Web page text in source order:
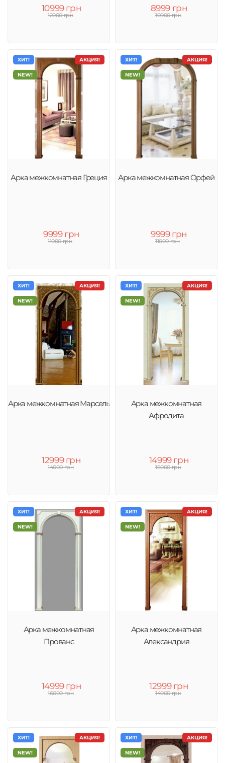
10999 грн
12000 грн
8999 грн
10000 грн
АКЦИЯ!
ХИТ!
NEW!
Арка межкомнатная Греция
9999 грн
11000 грн
АКЦИЯ!
ХИТ!
NEW!
Арка межкомнатная Орфей
9999 грн
11000 грн
АКЦИЯ!
ХИТ!
NEW!
Арка межкомнатная Марсель
12999 грн
14000 грн
АКЦИЯ!
ХИТ!
NEW!
Арка межкомнатная
Афродита
14999 грн
16000 грн
АКЦИЯ!
ХИТ!
NEW!
Арка межкомнатная
Прованс
14999 грн
16000 грн
АКЦИЯ!
ХИТ!
NEW!
Арка межкомнатная
Александрия
12999 грн
14000 грн
АКЦИЯ!
ХИТ!
NEW!
АКЦИЯ!
ХИТ!
NEW!